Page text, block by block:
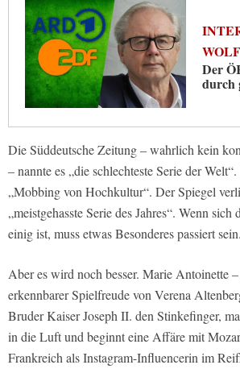
Der
durch
Die Süddeutsche Zeitung – wahrlich kein
– nannte es „die schlechteste Serie der
„Mobbing von Hochkultur“. Der Spiegel
„meistgehasste Serie des Jahres“. Wenn sich
einig ist, muss etwas Besonderes passiert sein.
Aber es wird noch besser. Marie Antoinette
erkennbarer Spielfreude von Verena
Bruder Kaiser Joseph II. den Stinkefinger,
in die Luft und beginnt eine Affäre mit
Frankreich als Instagram-Influencerin im